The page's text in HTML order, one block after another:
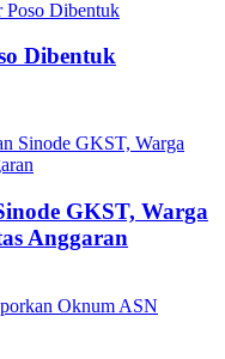
Dibentuk
GKST, Warga
Anggaran